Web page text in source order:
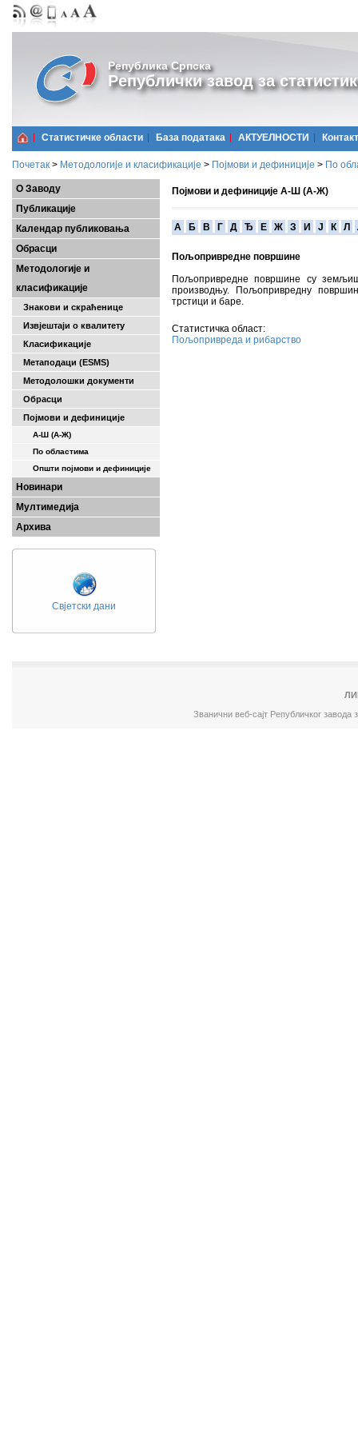
Република Српска
Републички завод за
Статистичке области Базa података АКТУЕЛНОСТИ Контакт
Почетак > Методологије и класификације > Појмови и дефиниције > По
О Заводу
Публикације
Календар публиковања
Обрасци
Методологије и
класификације
Знакови и скраћенице
Извјештаји о квалитету
Класификације
Метаподаци (ESMS)
Методолошки документи
Обрасци
Појмови и дефиниције
А-Ш (A-Ж)
По областима
Општи појмови и дефиниције
Новинари
Мултимедија
Архива
Свјетски дани
Појмови и дефиниције А-Ш (А-Ж)
A Б В Г Д Ђ Е Ж З И Ј К Л
Пољопривредне површине
Пољопривредне површине су
производњу. Пољопривредну
трстици и баре.
Статистичка област:
Пољопривреда и рибарство
Званични веб-сајт Републичког